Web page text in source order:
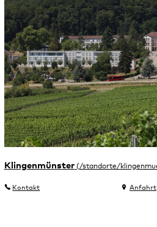
Klingenmünster
Kontakt Anfahrt